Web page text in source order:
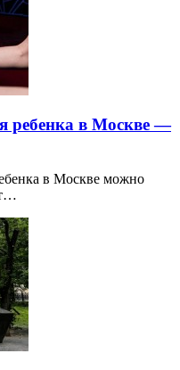
ребенка в Москве —
в Москве можно